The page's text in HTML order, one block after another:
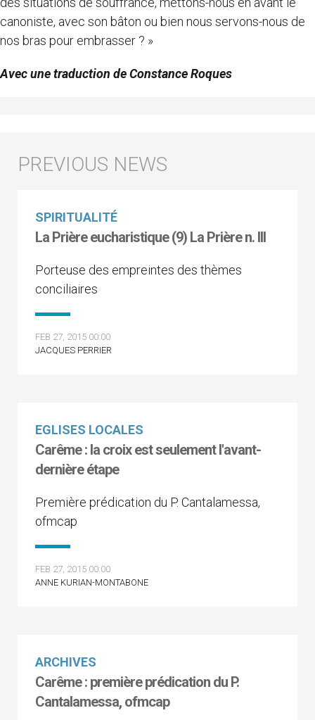
canoniste, avec son bâton ou bien nous servons-nous de
nos bras pour embrasser ? »
Avec une traduction de Constance Roques
SPIRITUALITÉ
La Prière eucharistique (9) La Prière n. III
Porteuse des empreintes des thèmes
conciliaires
FEB 27, 2015 00:00
JACQUES PERRIER
EGLISES LOCALES
Carême : la croix est seulement l'avant-
dernière étape
Première prédication du P. Cantalamessa,
ofmcap
FEB 27, 2015 00:00
ANNE KURIAN-MONTABONE
ARCHIVES
Carême : première prédication du P.
Cantalamessa, ofmcap